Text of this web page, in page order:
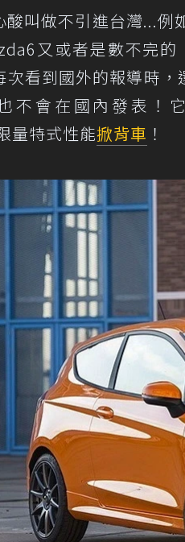
酸叫做不引進台灣...
又或者是數不完的
次看到國外的報導時
不會在國內發表！
量特式性能掀背車 ！